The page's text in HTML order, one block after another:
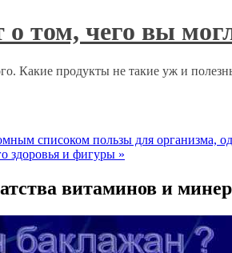
том, чего вы
Какие продукты не такие уж и
списоком пользы для организма,
здоровья и фигуры »
витаминов и